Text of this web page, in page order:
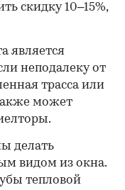
скидку 10–15%,
является
неподалеку от
трасса или
может
делать
видом из окна.
тепловой